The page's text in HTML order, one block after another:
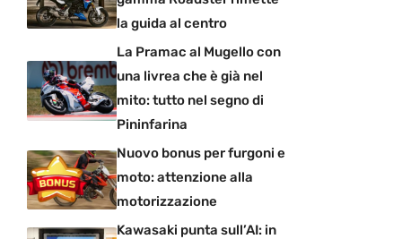
la guida al centro
La Pramac al Mugello con
una livrea che è già nel
mito: tutto nel segno di
Pininfarina
Nuovo bonus per furgoni e
moto: attenzione alla
motorizzazione
Kawasaki punta sull’AI: in